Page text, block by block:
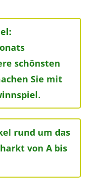
schönsten
Sie mit
rund um das
von A bis